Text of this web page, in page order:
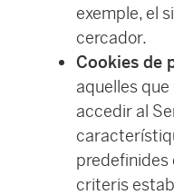
exemple, el
cercador.
Cookies de
aquelles
accedir al
predefinides
criteris